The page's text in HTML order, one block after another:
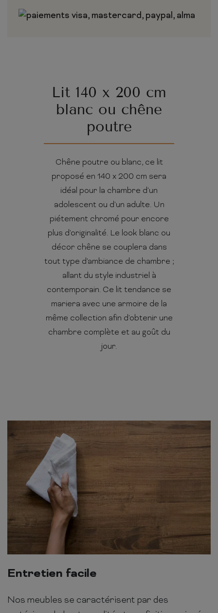
Lit 140 x 200 cm
blanc ou chêne
poutre
Chêne poutre ou blanc, ce lit
proposé en 140 x 200 cm sera
idéal pour la chambre d'un
adolescent ou d'un adulte. Un
piétement chromé pour encore
plus d'originalité. Le look blanc ou
décor chêne se couplera dans
tout type d'ambiance de chambre ;
allant du style industriel à
contemporain. Ce lit tendance se
mariera avec une armoire de la
même collection afin d'obtenir une
chambre complète et au goût du
jour.
Entretien facile
Nos meubles se caractérisent par des